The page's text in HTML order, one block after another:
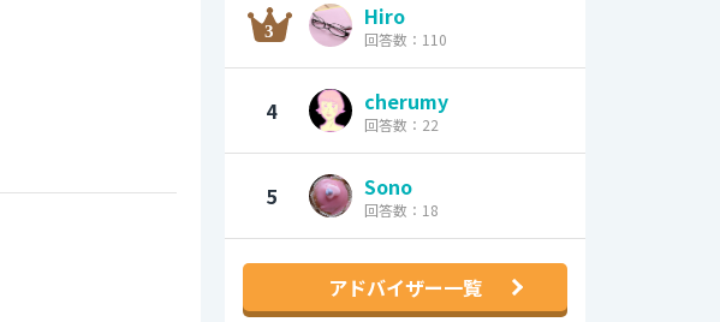
Hiro
回答数：110
4 cherumy
回答数：22
5 Sono
回答数：18
アドバイザー一覧